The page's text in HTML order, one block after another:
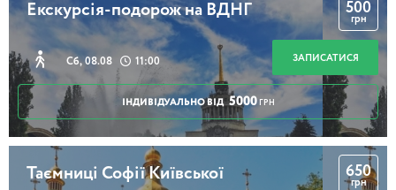
Екскурсія-подорож на ВДНГ
Сб, 08.08 11:00
500
грн
ЗАПИСАТИСЯ
ІНДИВІДУАЛЬНО ВІД 5000 ГРН
Таємниці Софії Київської 650
грн